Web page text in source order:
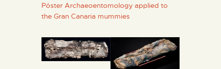
Póster Archaeoentomology applied to
the Gran Canaria mummies